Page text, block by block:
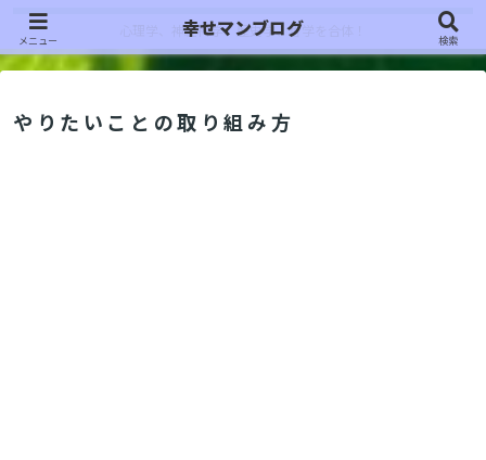
心理学、神経科学、歴史学、哲学を合体！
やりたいことの取り組み方
メニュー
幸せマンブログ
検索